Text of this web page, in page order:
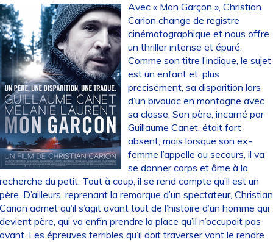
Avec « Mon Garçon », Christian
Carion change de registre
cinématographique et nous offre
un thriller intense et épuré.
Comme son titre l’indique, le sujet
est un enfant et, plus
précisément, sa disparition lors
d’un bivouac en montagne avec
sa classe. Son père, incarné par
Guillaume Canet, était fort
absent, mais lorsque son ex-
femme l’appelle au secours, il va
se donner corps et âme à la
du petit. Tout à coup, il se rend compte qu’il est un
D’ailleurs, reprenant la remarque d’un spectateur, Christian
admet qu’il s’agit avant tout de l’histoire d’un homme qui
père, qui va enfin prendre la place qu’il n’occupait pas
Les épreuves terribles qu’il doit traverser vont le rendre